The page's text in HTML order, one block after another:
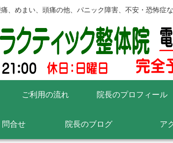
痛、めまい、頭痛の他、パニック障害、不安・恐怖症
ご利用の流れ 院長のプロフィール
問合せ 院長のブログ ア